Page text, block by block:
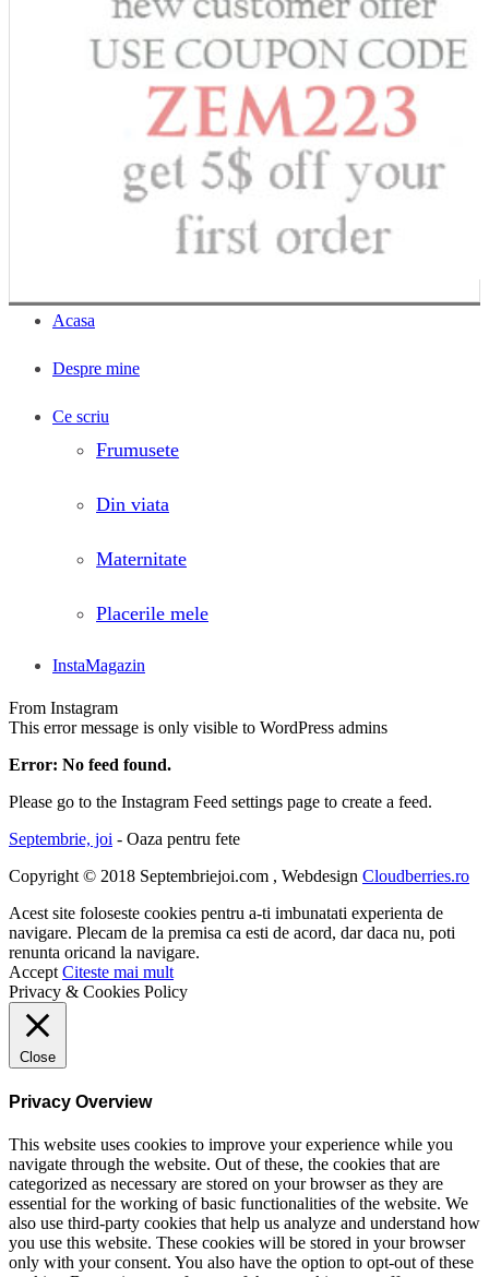
Acasa
Despre mine
Ce scriu
Frumusete
Din viata
Maternitate
Placerile mele
InstaMagazin
From Instagram
This error message is only visible to WordPress admins
Error: No feed found.
Please go to the Instagram Feed settings page to create a feed.
Septembrie, joi - Oaza pentru fete
Copyright © 2018 Septembriejoi.com , Webdesign Cloudberries.ro
Acest site foloseste cookies pentru a-ti imbunatati experienta de
navigare. Plecam de la premisa ca esti de acord, dar daca nu, poti
renunta oricand la navigare.
Accept Citeste mai mult
Privacy & Cookies Policy
Close
Privacy Overview
This website uses cookies to improve your experience while you
navigate through the website. Out of these, the cookies that are
categorized as necessary are stored on your browser as they are
essential for the working of basic functionalities of the website. We
also use third-party cookies that help us analyze and understand how
you use this website. These cookies will be stored in your browser
only with your consent. You also have the option to opt-out of these